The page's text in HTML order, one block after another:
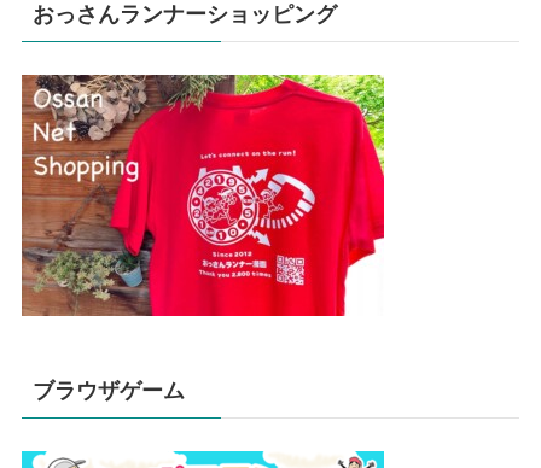
おっさんランナーショッピング
ブラウザゲーム